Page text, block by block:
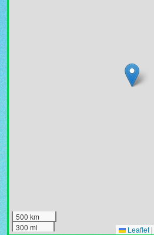
500 km
300 mi
Leaflet |